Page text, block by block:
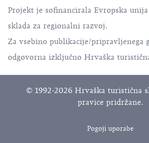
Projekt je sofinancirala Evropska
sklada za regionalni razvoj.
Za vsebino publikacije/pripravljenega
odgovorna izključno Hrvaška
© 1992-2026 Hrvaška turistična
pravice pridržane.
Pogoji uporabe